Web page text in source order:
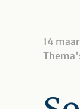
14